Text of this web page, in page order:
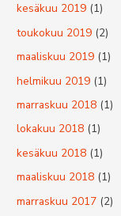
kesäkuu 2019 (1)
toukokuu 2019 (2)
maaliskuu 2019 (1)
helmikuu 2019 (1)
marraskuu 2018 (1)
lokakuu 2018 (1)
kesäkuu 2018 (1)
maaliskuu 2018 (1)
marraskuu 2017 (2)